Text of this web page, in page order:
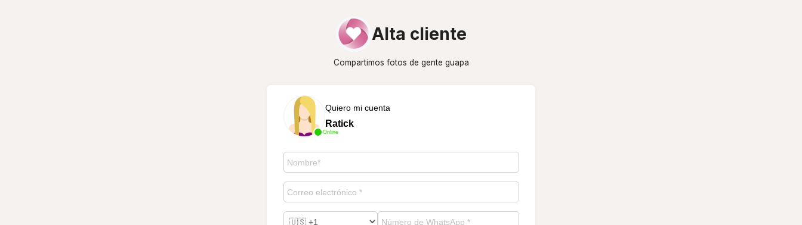
Alta cliente
Compartimos fotos de gente guapa
Online
Quiero mi cuenta
Ratick